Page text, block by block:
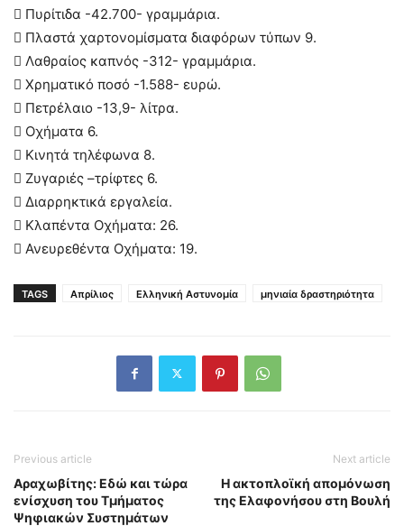
 Πυρίτιδα -42.700- γραμμάρια.
 Πλαστά χαρτονομίσματα διαφόρων τύπων 9.
 Λαθραίος καπνός -312- γραμμάρια.
 Χρηματικό ποσό -1.588- ευρώ.
 Πετρέλαιο -13,9- λίτρα.
 Οχήματα 6.
 Κινητά τηλέφωνα 8.
 Ζυγαριές –τρίφτες 6.
 Διαρρηκτικά εργαλεία.
 Κλαπέντα Οχήματα: 26.
 Ανευρεθέντα Οχήματα: 19.
TAGS Απρίλιος Ελληνική Αστυνομία μηνιαία δραστηριότητα
Previous article
Αραχωβίτης: Εδώ και τώρα
ενίσχυση του Τμήματος
Ψηφιακών Συστημάτων
Next article
H ακτοπλοϊκή απομόνωση
της Ελαφονήσου στη Βουλή